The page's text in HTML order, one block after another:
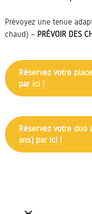
Prévoyez une tenue
chaud) – PRÉVOIR DES
Réservez votre
par ici !
Réservez votre duo
ans) par ici !